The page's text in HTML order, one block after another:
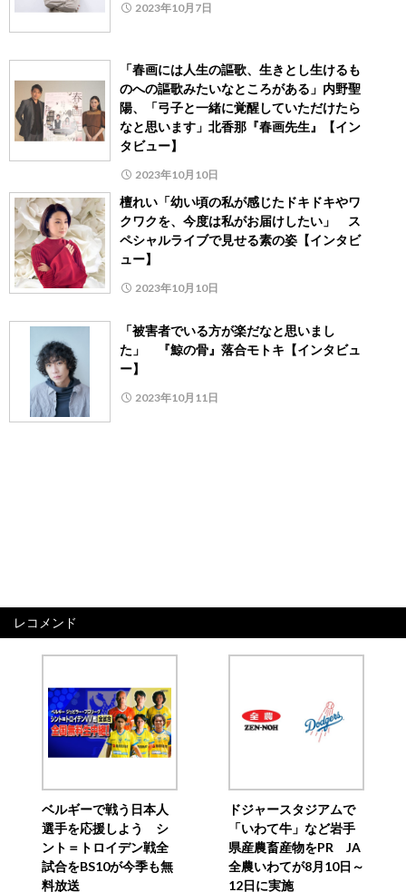
2023年10月7日
「春画には人生の謳歌、生きとし生けるも
のへの謳歌みたいなところがある」内野聖
陽、「弓子と一緒に覚醒していただけたら
なと思います」北香那『春画先生』【イン
タビュー】
2023年10月10日
檀れい「幼い頃の私が感じたドキドキやワ
クワクを、今度は私がお届けしたい」 ス
ペシャルライブで見せる素の姿【インタビ
ュー】
2023年10月10日
「被害者でいる方が楽だなと思いまし
た」 『鯨の骨』落合モトキ【インタビュ
ー】
2023年10月11日
レコメンド
ベルギーで戦う日本人
選手を応援しよう シ
ント＝トロイデン戦全
試合をBS10が今季も無
料放送
ドジャースタジアムで
「いわて牛」など岩手
県産農畜産物をPR JA
全農いわてが8月10日～
12日に実施